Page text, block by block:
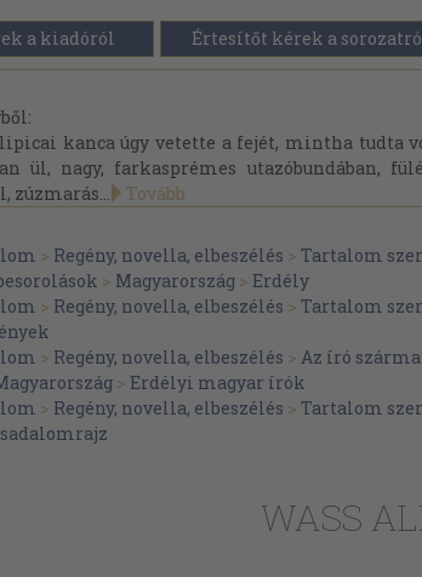
a kiadóról Értesítőt kérek a
kanca úgy vetette a fejét, mintha tudta
ül, nagy, farkasprémes utazóbundában,
zúzmarás...
Tovább
> Regény, novella, elbeszélés > Tartalom
> Magyarország > Erdély
> Regény, novella, elbeszélés > Tartalom
> Regény, novella, elbeszélés > Az író
> Erdélyi magyar írók
> Regény, novella, elbeszélés > Tartalom
WASS